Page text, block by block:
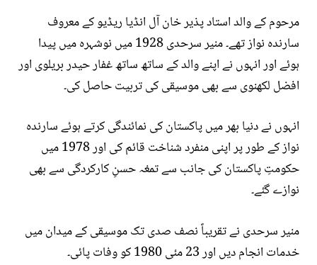
مرحوم کے والد استاد پذیر خان آل انڈیا ریڈیو کے معروف
سارندہ نواز تھے۔ منیر سرحدی 1928 میں نوشہرہ میں پیدا
ہوئے اور انہوں نے اپنے والد کے ساتھ ساتھ غفار حیدر بریلوی اور
افضل لکھنوی سے بھی موسیقی کی تربیت حاصل کی۔
انہوں نے دنیا بھر میں پاکستان کی نمائندگی کرتے ہوئے سارندہ
نواز کے طور پر اپنی منفرد شناخت قائم کی اور 1978 میں
حکومتِ پاکستان کی جانب سے تمغہ حسنِ کارکردگی سے بھی
نوازے گئے۔
منیر سرحدی نے تقریباً نصف صدی تک موسیقی کے میدان میں
خدمات انجام دیں اور 23 مئی 1980 کو وفات پائی۔